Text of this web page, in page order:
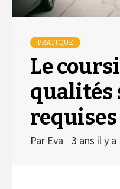
PRATIQUE
Le
qualités
requises
Par Eva 3 ans il y a